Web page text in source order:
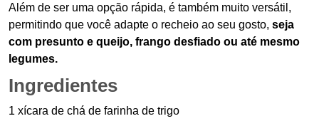
Além de ser uma opção rápida, é também muito versátil,
permitindo que você adapte o recheio ao seu gosto, seja
com presunto e queijo, frango desfiado ou até mesmo
legumes.
Ingredientes
1 xícara de chá de farinha de trigo